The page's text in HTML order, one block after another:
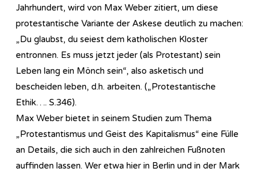
Jahrhundert, wird von Max Weber zitiert, um diese
protestantische Variante der Askese deutlich zu machen:
„Du glaubst, du seiest dem katholischen Kloster
entronnen. Es muss jetzt jeder (als Protestant) sein
Leben lang ein Mönch sein“, also asketisch und
bescheiden leben, d.h. arbeiten. („Protestantische
Ethik…. S.346).
Max Weber bietet in seinem Studien zum Thema
„Protestantismus und Geist des Kapitalismus“ eine Fülle
an Details, die sich auch in den zahlreichen Fußnoten
auffinden lassen. Wer etwa hier in Berlin und in der Mark